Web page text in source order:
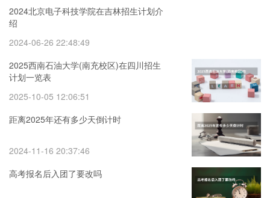
2024北京电子科技学院在吉林招生计划介
绍
2024-06-26 22:48:49
2025西南石油大学(南充校区)在四川招生
计划一览表
2025-10-05 12:06:51
距离2025年还有多少天倒计时
2024-11-16 20:37:46
高考报名后入团了要改吗